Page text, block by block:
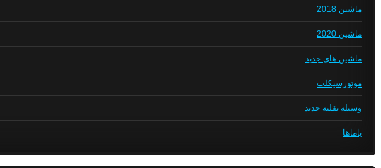
ماشین 2018
ماشین 2020
ماشین های جدید
موتورسیکلت
وسیله نقلیه جدید
یاماها